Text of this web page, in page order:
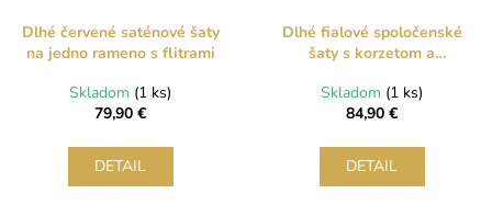
Dlhé červené saténové šaty
na jedno rameno s flitrami
Skladom (1 ks)
79,90 €
DETAIL
Dlhé fialové spoločenské
šaty s korzetom a
Skladom (1 ks)
84,90 €
DETAIL